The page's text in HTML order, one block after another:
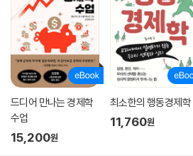
드디어 만나는 경제학
수업
15,200원
최소한의 행동경제학
11,760원